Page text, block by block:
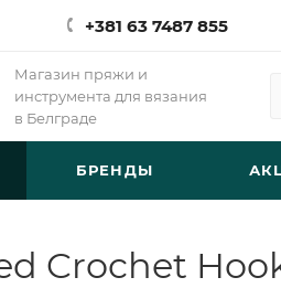
+381 63 7487 855
Магазин пряжи и
инструмента для вязания
в Белграде
БРЕНДЫ
Crochet